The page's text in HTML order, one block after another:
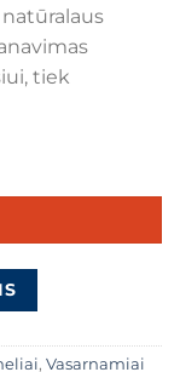
tiek
8,8 ×
, Vasarnamiai